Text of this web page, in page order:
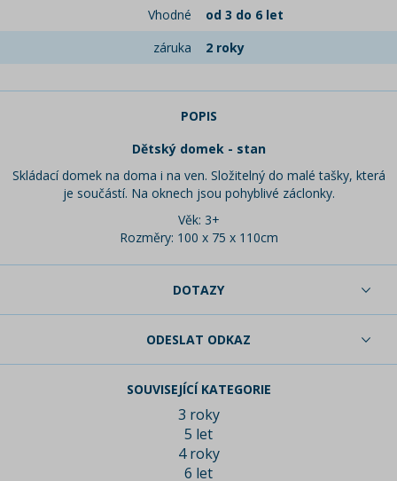
Vhodné
od 3 do 6 let
záruka
2 roky
POPIS
Dětský domek - stan
Skládací domek na doma i na ven. Složitelný do malé tašky, která
je součástí. Na oknech jsou pohyblivé záclonky.
Věk: 3+
Rozměry: 100 x 75 x 110cm
DOTAZY
ODESLAT ODKAZ
SOUVISEJÍCÍ KATEGORIE
3 roky
5 let
4 roky
6 let